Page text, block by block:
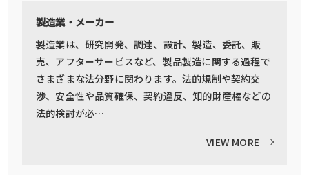
製造業・メーカー
製造業は、研究開発、調達、設計、製造、委託、販
売、アフターサービスなど、製品製造に関する過程で
さまざまな法分野に関わります。法的規制や契約交
渉、安全性や品質確保、契約違反、知的財産権などの
法的検討が必…
VIEW MORE